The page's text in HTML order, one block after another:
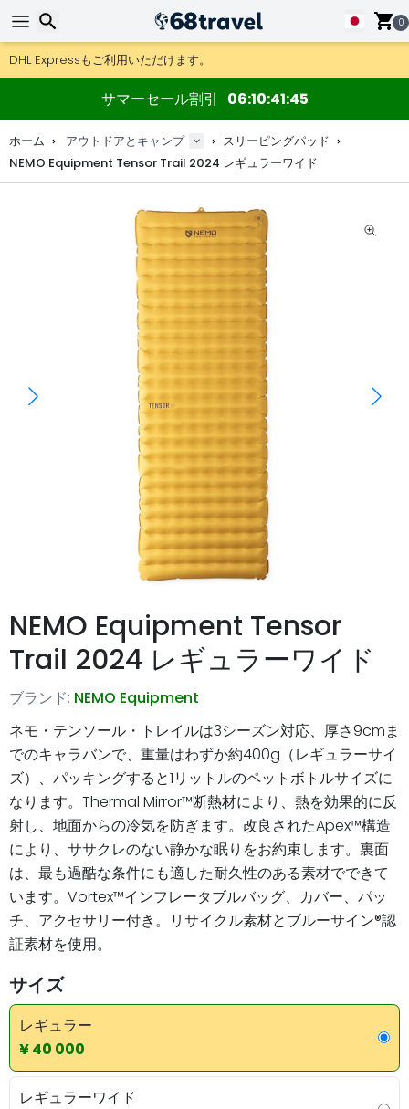
0
DHL Expressもご利用いただけます。
返品は30日間、木製マップやデコは90日間OK.
アウトドア用品やアクセサリーが超お得な価格！
サマーセール割引 06104145
ホーム アウトドアとキャンプ
スリーピングパッド
NEMO Equipment Tensor Trail 2024 レギュラーワイド
NEMO Equipment Tensor
Trail 2024 レギュラーワイド
ブランド: NEMO Equipment
ネモ・テンソール・トレイルは3シーズン対応、厚さ9cmま
でのキャラバンで、重量はわずか約400g（レギュラーサイ
ズ）、パッキングすると1リットルのペットボトルサイズに
なります。Thermal Mirror™断熱材により、熱を効果的に反
射し、地面からの冷気を防ぎます。改良されたApex™構造
により、ササクレのない静かな眠りをお約束します。裏面
は、最も過酷な条件にも適した耐久性のある素材でできて
います。Vortex™インフレータブルバッグ、カバー、パッ
チ、アクセサリー付き。リサイクル素材とブルーサイン®認
証素材を使用。
サイズ
レギュラー
¥ 40 000
レギュラーワイド
検索